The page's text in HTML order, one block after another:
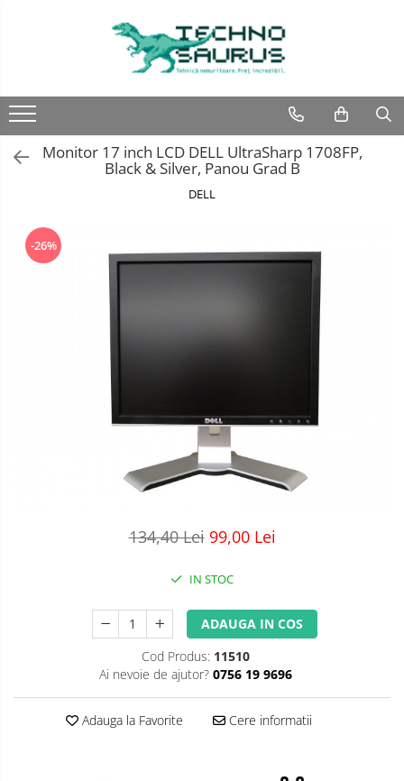
Refurbished
Second hand
Second hand
Refurbished
Second hand
Touchscreen second hand
Calculator Second hand
Monitor 17 inch LCD DELL UltraSharp 1708FP,
Black & Silver, Panou Grad B
DELL
-26%
134,40 Lei 99,00 Lei
IN STOC
ADAUGA IN COS
Cod Produs: 11510
Ai nevoie de ajutor? 0756 19 9696
Adauga la Favorite Cere informatii